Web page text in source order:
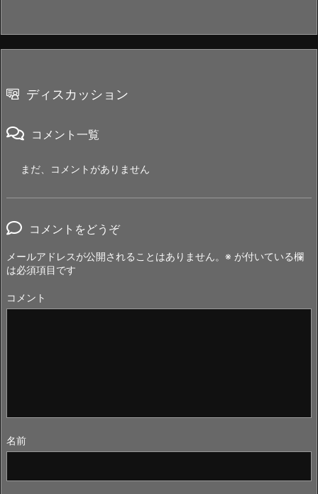
ディスカッション
コメント一覧
まだ、コメントがありません
コメントをどうぞ
メールアドレスが公開されることはありません。 ※ が付いている欄
は必須項目です
コメント
名前